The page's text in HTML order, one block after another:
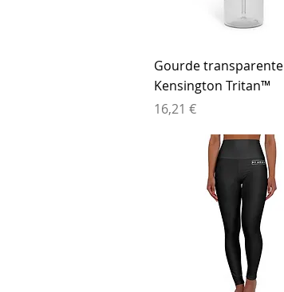
Aperçu rapide
Gourde transparente
Kensington Tritan™
Prix
16,21 €